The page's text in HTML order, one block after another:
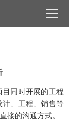

同时开展的工程
计、工程、销售等
接的沟通方式。